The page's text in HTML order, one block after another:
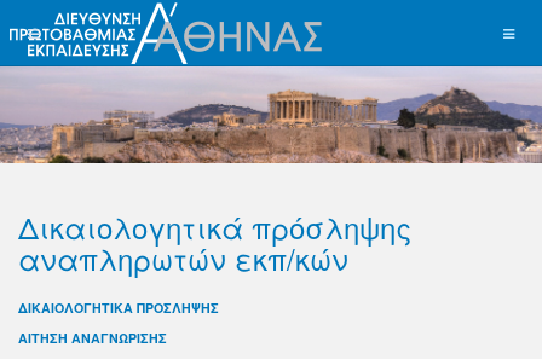
Δικαιολογητικά πρόσληψης
αναπληρωτών εκπ/κών
ΔΙΚΑΙΟΛΟΓΗΤΙΚΑ ΠΡΟΣΛΗΨΗΣ
ΑΙΤΗΣΗ ΑΝΑΓΝΩΡΙΣΗΣ